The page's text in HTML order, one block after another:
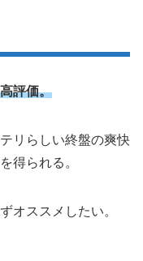
評価。
リらしい終盤の爽快
得られる。
オススメしたい。